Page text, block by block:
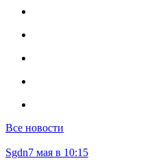
Все новости
Sgdn7 мая в 10:15